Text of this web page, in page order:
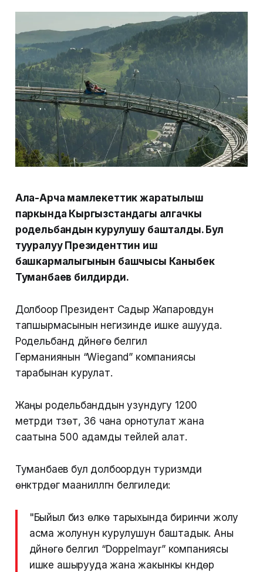
Ала-Арча мамлекеттик жаратылыш
паркында Кыргызстандагы алгачкы
родельбандын курулушу башталды. Бул
тууралуу Президенттин иш
башкармалыгынын башчысы Каныбек
Туманбаев билдирди.
Долбоор Президент Садыр Жапаровдун
тапшырмасынын негизинде ишке ашууда.
Родельбанд дүйнөгө белгилүү
Германиянын “Wiegand” компаниясы
тарабынан курулат.
Жаңы родельбанддын узундугу 1200
метрди түзөт, 36 чана орнотулат жана
саатына 500 адамды тейлей алат.
Туманбаев бул долбоордун туризмди
өнүктүрүүдөгү маанилүүлүгүн белгиледи:
"Быйыл биз өлкө тарыхында биринчи жолу
асма жолунун курулушун баштадык. Аны
дүйнөгө белгилүү “Doppelmayr” компаниясы
ишке ашырууда жана жакынкы күндөрү